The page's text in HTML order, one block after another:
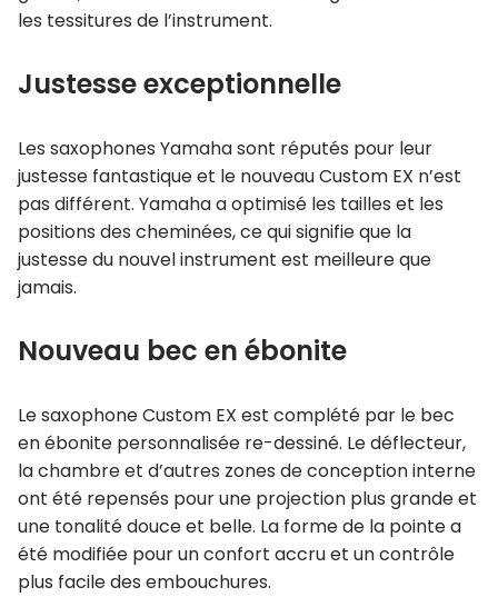
les tessitures de l’instrument.
Justesse exceptionnelle
Les saxophones Yamaha sont réputés pour leur
justesse fantastique et le nouveau Custom EX n’est
pas différent. Yamaha a optimisé les tailles et les
positions des cheminées, ce qui signifie que la
justesse du nouvel instrument est meilleure que
jamais.
Nouveau bec en ébonite
Le saxophone Custom EX est complété par le bec
en ébonite personnalisée re-dessiné. Le déflecteur,
la chambre et d’autres zones de conception interne
ont été repensés pour une projection plus grande et
une tonalité douce et belle. La forme de la pointe a
été modifiée pour un confort accru et un contrôle
plus facile des embouchures.